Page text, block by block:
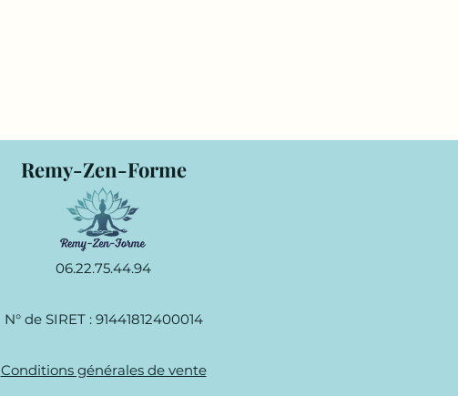
Remy-Zen-Forme
06.22.75.44.94
N° de SIRET : 91441812400014
Conditions générales de vente